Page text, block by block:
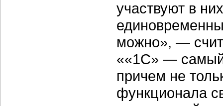
участвуют в
можно», —
««1С» — самый
причем не
функционала